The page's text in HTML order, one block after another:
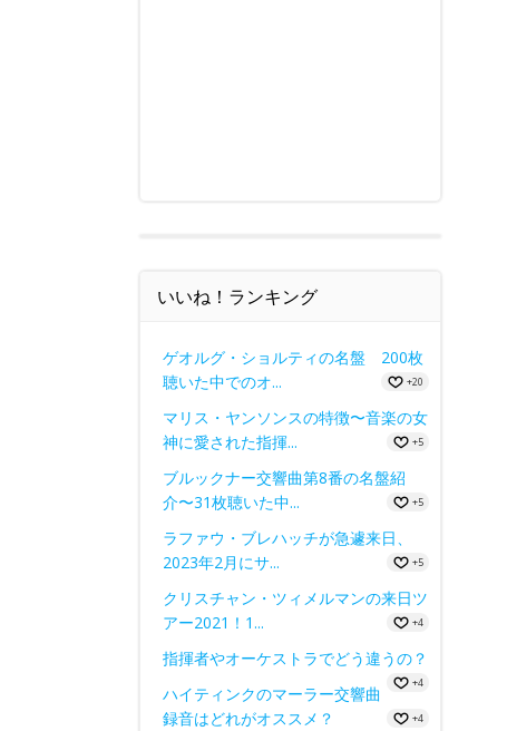
いいね！ランキング
ゲオルグ・ショルティの名盤 200枚
聴いた中でのオ...
+20
マリス・ヤンソンスの特徴〜音楽の女
神に愛された指揮...
+5
ブルックナー交響曲第8番の名盤紹
介〜31枚聴いた中...
+5
ラファウ・ブレハッチが急遽来日、
2023年2月にサ...
+5
クリスチャン・ツィメルマンの来日ツ
アー2021！1...
+4
指揮者やオーケストラでどう違うの？
+4
ハイティンクのマーラー交響曲
録音はどれがオススメ？
+4